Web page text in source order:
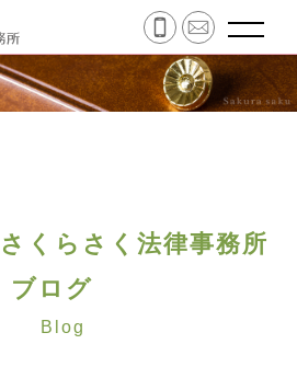
くらさく法律事務所
ブログ
Blog